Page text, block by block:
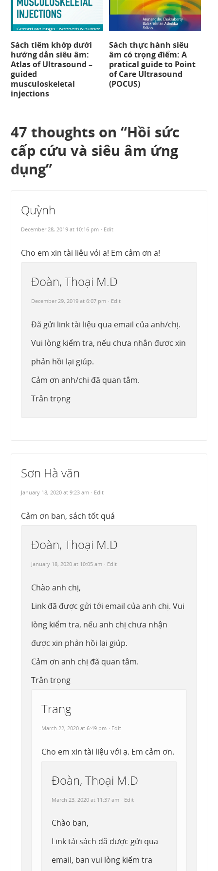
Sách tiêm khớp dưới
hướng dẫn siêu âm:
Atlas of Ultrasound –
guided
musculoskeletal
injections
Sách thực hành siêu
âm có trọng điểm: A
pratical guide to Point
of Care Ultrasound
(POCUS)
47 thoughts on “Hồi sức
cấp cứu và siêu âm ứng
dụng”
Quỳnh
December 28, 2019 at 10:16 pm · Edit
Cho em xin tài liệu vói ạ! Em cảm ơn ạ!
Đoàn, Thoại M.D
December 29, 2019 at 6:07 pm · Edit
Đã gửi link tài liệu qua email của anh/chị.
Vui lòng kiểm tra, nếu chưa nhận được xin
phản hồi lại giúp.
Cảm ơn anh/chị đã quan tâm.
Trân trọng
Sơn Hà văn
January 18, 2020 at 9:23 am · Edit
Cảm ơn bạn, sách tốt quá
Đoàn, Thoại M.D
January 18, 2020 at 10:05 am · Edit
Chào anh chị,
Link đã được gửi tới email của anh chị. Vui
lòng kiểm tra, nếu anh chị chưa nhận
được xin phản hồi lại giúp.
Cảm ơn anh chị đã quan tâm.
Trân trọng
Trang
March 22, 2020 at 6:49 pm · Edit
Cho em xin tài liệu với ạ. Em cảm ơn.
Đoàn, Thoại M.D
March 23, 2020 at 11:37 am · Edit
Chào bạn,
Link tải sách đã được gửi qua
email, bạn vui lòng kiểm tra